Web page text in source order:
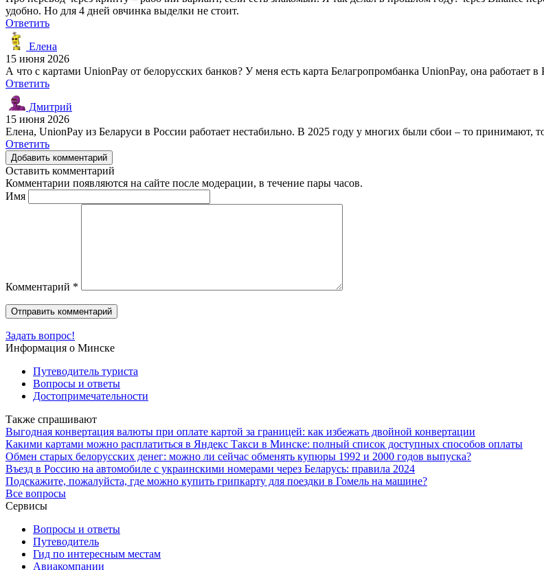
удобно. Но для 4 дней овчинка выделки не стоит.
Ответить
Елена
15 июня 2026
А что с картами UnionPay от белорусских банков? У меня есть карта Белагропромбанка UnionPay, она работает в
Ответить
Дмитрий
15 июня 2026
Елена, UnionPay из Беларуси в России работает нестабильно. В 2025 году у многих были сбои – то принимают,
Ответить
Добавить комментарий
Оставить комментарий
Комментарии появляются на сайте после модерации, в течение пары часов.
Имя
Комментарий *
Задать вопрос!
Информация о Минске
Путеводитель туриста
Вопросы и ответы
Достопримечательности
Также спрашивают
Выгодная конвертация валюты при оплате картой за границей: как избежать двойной конвертации
Какими картами можно расплатиться в Яндекс Такси в Минске: полный список доступных способов оплаты
Обмен старых белорусских денег: можно ли сейчас обменять купюры 1992 и 2000 годов выпуска?
Въезд в Россию на автомобиле с украинскими номерами через Беларусь: правила 2024
Подскажите, пожалуйста, где можно купить грипкарту для поездки в Гомель на машине?
Все вопросы
Сервисы
Вопросы и ответы
Путеводитель
Гид по интересным местам
Авиакомпании